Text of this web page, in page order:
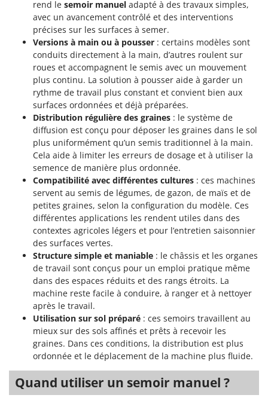
Machines pour la transformation des fruits
Machines sous vide
Motobineuses
Motoculteurs
Motofaucheuses
Motopompes pour irrigation
Moulins à céréales électriques
Moulins à farine
Nettoyeurs et Balais à vapeur
Nettoyeurs haute pression
Nettoyeurs tapis, moquettes et tapisseries
Peignes vibreurs et Secoueurs à olives
Pelles rétros pour tracteur
Perches Élagueuses
Pétrins à Spirale
Piscines
Planteuses de pommes de terre pour tracteur
Plateaux de coupe pour tracteur
Plumeuses
Pompes d'irrigation à tracteur
Pompes de transfert
Famur
FARMER
FBC
Ferrari Group
Ferroni
Ferrua
FIAC
FIEM
Fimar
FINI
Fiorentini
Fiskars
Flymo
Fontana Forni
Forest Master
Francini
G3 Ferrari
Gardena
Garofalo
GeoTech Pro
rend le semoir manuel adapté à des travaux simples,
avec un avancement contrôlé et des interventions
précises sur les surfaces à semer.
Versions à main ou à pousser : certains modèles sont
conduits directement à la main, d’autres roulent sur
roues et accompagnent le semis avec un mouvement
plus continu. La solution à pousser aide à garder un
rythme de travail plus constant et convient bien aux
surfaces ordonnées et déjà préparées.
Distribution régulière des graines : le système de
diffusion est conçu pour déposer les graines dans le sol
plus uniformément qu’un semis traditionnel à la main.
Cela aide à limiter les erreurs de dosage et à utiliser la
semence de manière plus ordonnée.
Compatibilité avec différentes cultures : ces machines
servent au semis de légumes, de gazon, de maïs et de
petites graines, selon la configuration du modèle. Ces
différentes applications les rendent utiles dans des
contextes agricoles légers et pour l’entretien saisonnier
des surfaces vertes.
Structure simple et maniable : le châssis et les organes
de travail sont conçus pour un emploi pratique même
dans des espaces réduits et des rangs étroits. La
machine reste facile à conduire, à ranger et à nettoyer
après le travail.
Utilisation sur sol préparé : ces semoirs travaillent au
mieux sur des sols affinés et prêts à recevoir les
graines. Dans ces conditions, la distribution est plus
ordonnée et le déplacement de la machine plus fluide.
Quand utiliser un semoir manuel ?